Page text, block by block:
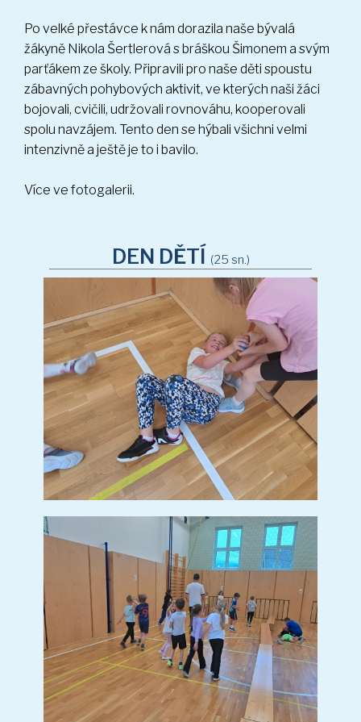
Po velké přestávce k nám dorazila naše bývalá
žákyně Nikola Šertlerová s bráškou Šimonem a svým
parťákem ze školy. Připravili pro naše děti spoustu
zábavných pohybových aktivit, ve kterých naši žáci
bojovali, cvičili, udržovali rovnováhu, kooperovali
spolu navzájem. Tento den se hýbali všichni velmi
intenzivně a ještě je to i bavilo.
Více ve fotogalerii.